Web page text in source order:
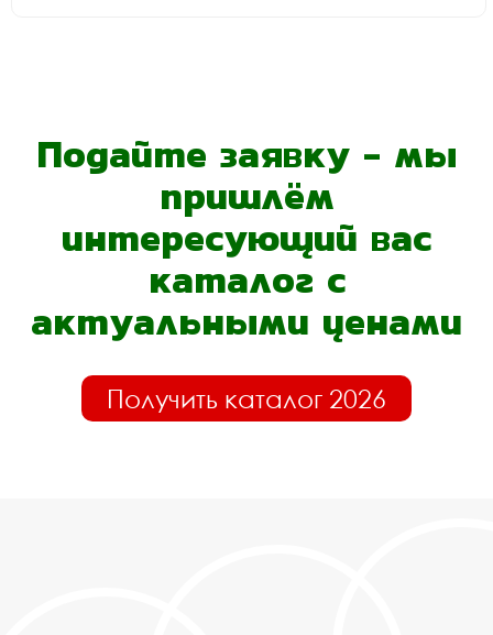
Подайте заявку - мы
пришлём
интересующий вас
каталог с
актуальными ценами
Получить каталог 2026